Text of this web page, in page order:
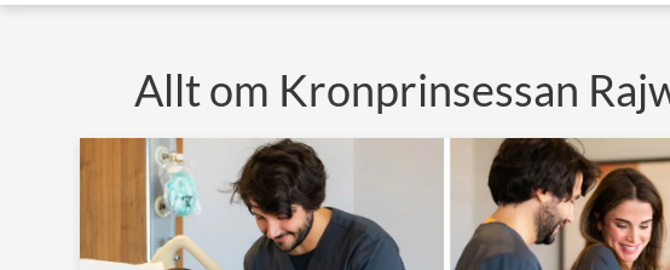
Allt om Kronprinsessan